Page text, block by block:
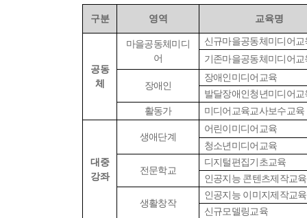
구분 영역 교육명
공동
체
마을공동체미디
어
신규마을공동체미디어교
기존마을공동체미디어교
장애인
장애인미디어교육
발달장애인청년미디어교
활동가
미디어교육교사보수교육
대중
강좌
생애단계
어린이미디어교육
청소년미디어교육
전문학교
디지털편집기초교육
인공지능 콘텐츠제작교육
생활창작
인공지능 이미지제작교육
신규모델링교육